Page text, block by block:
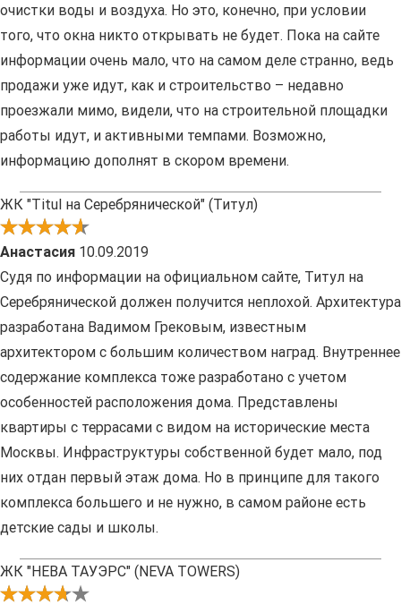
очистки воды и воздуха. Но это, конечно, при условии
того, что окна никто открывать не будет. Пока на сайте
информации очень мало, что на самом деле странно, ведь
продажи уже идут, как и строительство – недавно
проезжали мимо, видели, что на строительной площадки
работы идут, и активными темпами. Возможно,
информацию дополнят в скором времени.
ЖК "Titul на Серебрянической" (Титул)
Анастасия 10.09.2019
Судя по информации на официальном сайте, Титул на
Серебрянической должен получится неплохой. Архитектура
разработана Вадимом Грековым, известным
архитектором с большим количеством наград. Внутреннее
содержание комплекса тоже разработано с учетом
особенностей расположения дома. Представлены
квартиры с террасами с видом на исторические места
Москвы. Инфраструктуры собственной будет мало, под
них отдан первый этаж дома. Но в принципе для такого
комплекса большего и не нужно, в самом районе есть
детские сады и школы.
ЖК "НЕВА ТАУЭРС" (NEVA TOWERS)